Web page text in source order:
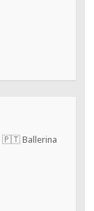
🇵🇹 Ballerina